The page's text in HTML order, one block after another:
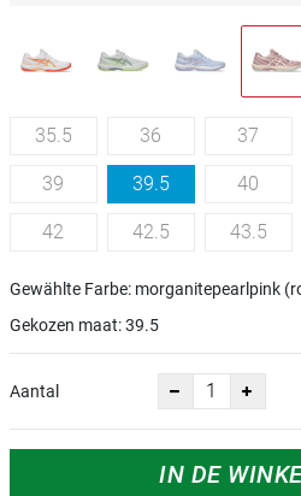
35.5 36 37
39 39.5 40
42 42.5 43.5
Gewählte Farbe: morganitepearlpink
Gekozen maat:39.5
Aantal
IN DE